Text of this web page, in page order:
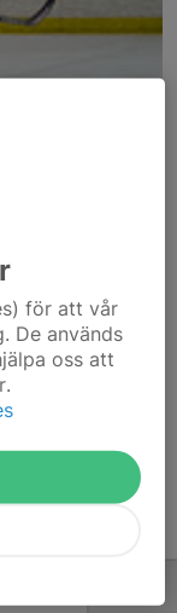
på hemsidan. För
du in högst upp till
för att vår
De används
oss att